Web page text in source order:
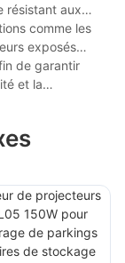
résistant aux
dans des
comme les
exposés
de garantir
et la